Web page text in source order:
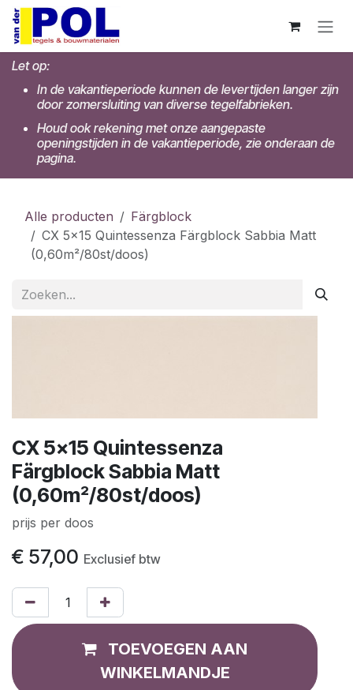
Overslaan naar inhoud
Let op:
In de vakantieperiode kunnen de levertijden langer zijn
door zomersluiting van diverse tegelfabrieken.
Houd ook rekening met onze aangepaste
openingstijden in de vakantieperiode, zie onderaan de
pagina.
Alle producten
Färgblock
CX 5x15 Quintessenza Färgblock Sabbia Matt
(0,60m²/80st/doos)
CX 5x15 Quintessenza
Färgblock Sabbia Matt
(0,60m²/80st/doos)
prijs per doos
€ 57,00 Exclusief btw
TOEVOEGEN AAN
WINKELMANDJE